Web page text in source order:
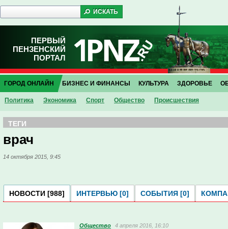
ПЕРВЫЙ
ПЕНЗЕНСКИЙ
ПОРТАЛ
ГОРОД ОНЛАЙН
Политика Экономика Спорт Общество Проиcшествия
БИЗНЕС И ФИНАНСЫ КУЛЬТУРА ЗДОРОВЬЕ
ТЕГИ
врач
14 октября 2015, 9:45
НОВОСТИ [988] ИНТЕРВЬЮ [0] СОБЫТИЯ [0]
Общество 4 апреля 2016, 16:10